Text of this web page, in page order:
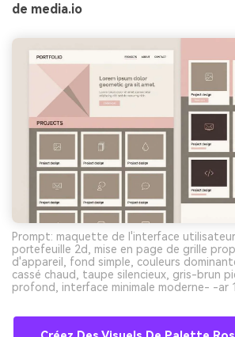
de media.io
Prompt: maquette de l'interface
portefeuille 2d, mise en page de grille
d'appareil, fond simple, couleurs
cassé chaud, taupe silencieux, gris-brun
profond, interface minimale moderne- -ar